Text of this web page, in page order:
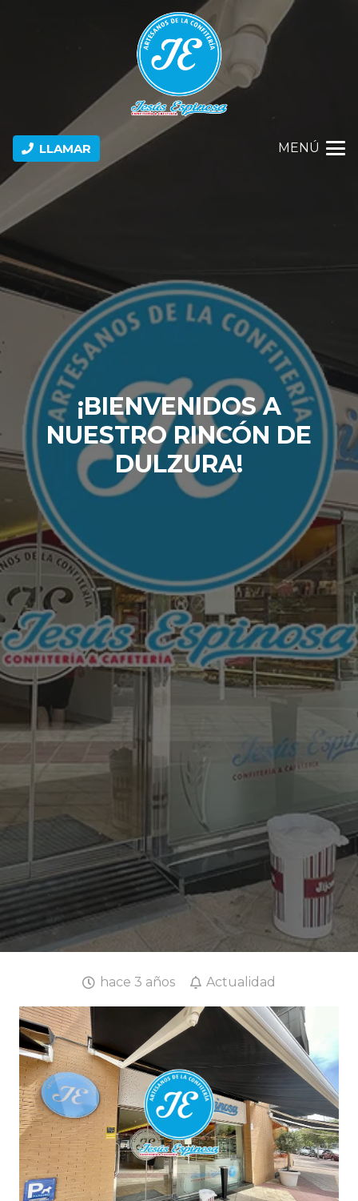
LLAMAR MENÚ
¡BIENVENIDOS A
NUESTRO RINCÓN DE
DULZURA!
hace 3 años Actualidad